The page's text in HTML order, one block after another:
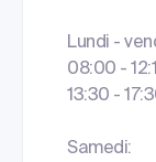
Lundi -
08:00 -
13:30 -
Samedi: